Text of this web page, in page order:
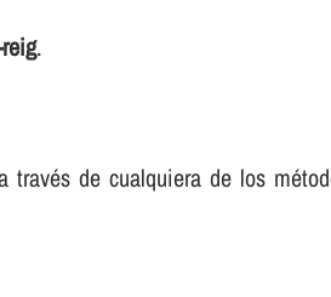
.
de cualquiera de los